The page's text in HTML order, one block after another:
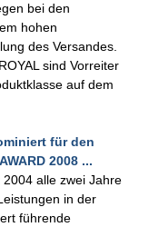
bei den
hohen
des Versandes.
sind Vorreiter
auf dem
für den
2008 ...
alle zwei Jahre
in der
führende